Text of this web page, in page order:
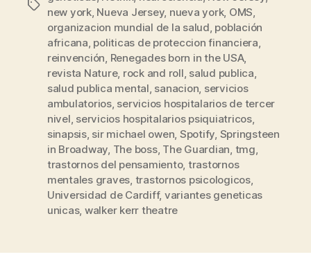
Etiquetas
new york, Nueva Jersey, nueva york, OMS,
organizacion mundial de la salud, población
africana, politicas de proteccion financiera,
reinvención, Renegades born in the USA,
revista Nature, rock and roll, salud publica,
salud publica mental, sanacion, servicios
ambulatorios, servicios hospitalarios de tercer
nivel, servicios hospitalarios psiquiatricos,
sinapsis, sir michael owen, Spotify, Springsteen
in Broadway, The boss, The Guardian, tmg,
trastornos del pensamiento, trastornos
mentales graves, trastornos psicologicos,
Universidad de Cardiff, variantes geneticas
unicas, walker kerr theatre